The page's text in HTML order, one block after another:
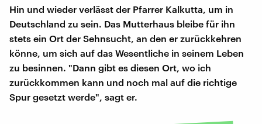
Hin und wieder verlässt der Pfarrer Kalkutta, um in
Deutschland zu sein. Das Mutterhaus bleibe für ihn
stets ein Ort der Sehnsucht, an den er zurückkehren
könne, um sich auf das Wesentliche in seinem Leben
zu besinnen. "Dann gibt es diesen Ort, wo ich
zurückkommen kann und noch mal auf die richtige
Spur gesetzt werde", sagt er.